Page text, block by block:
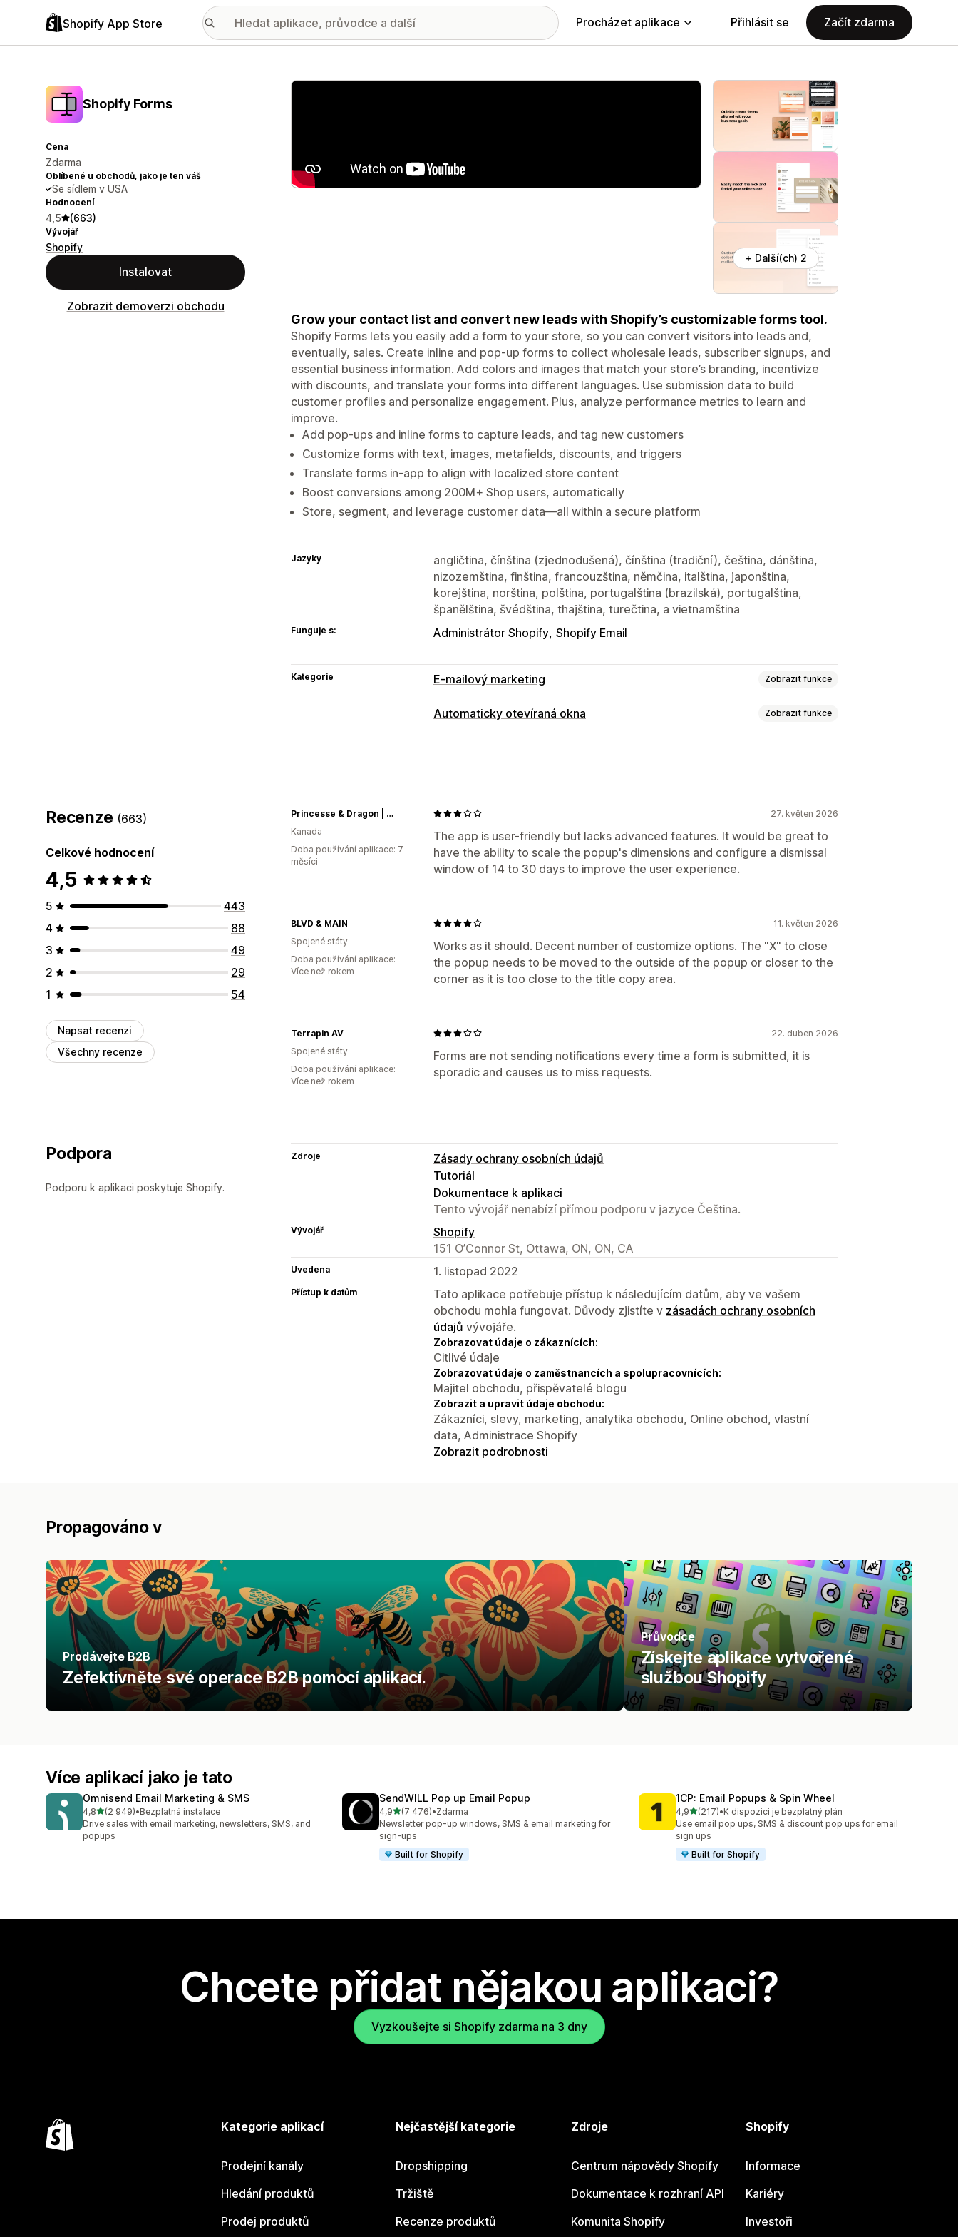
Shopify App Store Procházet aplikace Přihlásit se Začít zdarma
Shopify Forms
Cena
Zdarma
Oblíbené u obchodů, jako je ten váš
Se sídlem v USA
Hodnocení
4,5 (663)
Vývojář
Shopify
Instalovat
Zobrazit demoverzi obchodu
Galerie propagovaných obrázků
+ Další(ch) 2
Grow your contact list and convert new leads with Shopify’s customizable forms tool.
Shopify Forms lets you easily add a form to your store, so you can convert visitors into leads and,
eventually, sales. Create inline and pop-up forms to collect wholesale leads, subscriber signups, and
essential business information. Add colors and images that match your store’s branding, incentivize
with discounts, and translate your forms into different languages. Use submission data to build
customer profiles and personalize engagement. Plus, analyze performance metrics to learn and
improve.
Add pop-ups and inline forms to capture leads, and tag new customers
Customize forms with text, images, metafields, discounts, and triggers
Translate forms in-app to align with localized store content
Boost conversions among 200M+ Shop users, automatically
Store, segment, and leverage customer data—all within a secure platform
Jazyky
angličtina, čínština (zjednodušená), čínština (tradiční), čeština, dánština,
nizozemština, finština, francouzština, němčina, italština, japonština,
korejština, norština, polština, portugalština (brazilská), portugalština,
španělština, švédština, thajština, turečtina, a vietnamština
Funguje s: Administrátor Shopify Shopify Email
Kategorie E-mailový marketing Zobrazit funkce
Typy kampaní
Seznam pro shromažďování souhlasu s doručováním e-mailů
Seznam pro shromažďování souhlasu s doručováním SMS
Spouštěče a pravidla Automatizace Cílení Segmentace
Označování štítky Sledování Vykazování Analytika
Automaticky otevíraná okna Zobrazit funkce
Správa automaticky otevíraných oken
Nástroj Editor
Seznam pro shromažďování souhlasu s doručováním e-mailů
Automatizace Cílení Segmentace Vykazování
Recenze (663)
Celkové hodnocení
4,5
5
443
4
88
3
49
2
29
1
54
Napsat recenzi
Všechny recenze
27. květen 2026
The app is user-friendly but lacks advanced features. It would be great to
have the ability to scale the popup's dimensions and configure a dismissal
window of 14 to 30 days to improve the user experience.
Princesse & Dragon | Montréal
Kanada
Doba používání aplikace: 7
měsíci
11. květen 2026
Works as it should. Decent number of customize options. The "X" to close
the popup needs to be moved to the outside of the popup or closer to the
corner as it is too close to the title copy area.
BLVD & MAIN
Spojené státy
Doba používání aplikace:
Více než rokem
22. duben 2026
Forms are not sending notifications every time a form is submitted, it is
sporadic and causes us to miss requests.
Terrapin AV
Spojené státy
Doba používání aplikace:
Více než rokem
Podpora
Podporu k aplikaci poskytuje Shopify.
Zdroje
Zásady ochrany osobních údajů
Tutoriál
Dokumentace k aplikaci
Tento vývojář nenabízí přímou podporu v jazyce Čeština.
Vývojář
Shopify
151 O’Connor St, Ottawa, ON, ON, CA
Uvedena 1. listopad 2022
Přístup k datům
Tato aplikace potřebuje přístup k následujícím datům, aby ve vašem
obchodu mohla fungovat. Důvody zjistíte v zásadách ochrany osobních
údajů vývojáře.
Zobrazovat údaje o zákaznících:
Citlivé údaje
Zobrazovat údaje o zaměstnancích a spolupracovnících:
Majitel obchodu, přispěvatelé blogu
Zobrazit a upravit údaje obchodu:
Zákazníci, slevy, marketing, analytika obchodu, Online obchod, vlastní
data, Administrace Shopify
Zobrazit podrobnosti
Propagováno v
Prodávejte B2B
Zefektivněte své operace B2B pomocí aplikací.
Průvodce
Získejte aplikace vytvořené
službou Shopify
Více aplikací jako je tato
Omnisend Email Marketing & SMS
4,8z 5 hvězd
(2 949)
Celkový počet recenzí: 2949
•Bezplatná instalace
Drive sales with email marketing, newsletters, SMS, and
popups
SendWILL Pop up Email Popup
4,9z 5 hvězd
(7 476)
Celkový počet recenzí: 7476
•Zdarma
Newsletter pop-up windows, SMS & email marketing for
sign-ups
Built for Shopify
1CP: Email Popups & Spin Wheel
4,9z 5 hvězd
(217)
Celkový počet recenzí: 217
•K dispozici je bezplatný plán
Use email pop ups, SMS & discount pop ups for email
sign ups
Built for Shopify
Chcete přidat nějakou aplikaci?
Vyzkoušejte si Shopify zdarma na 3 dny
Kategorie aplikací
Prodejní kanály
Hledání produktů
Prodej produktů
Nejčastější kategorie
Dropshipping
Tržiště
Recenze produktů
Zdroje
Centrum nápovědy Shopify
Dokumentace k rozhraní API
Komunita Shopify
Shopify
Informace
Kariéry
Investoři